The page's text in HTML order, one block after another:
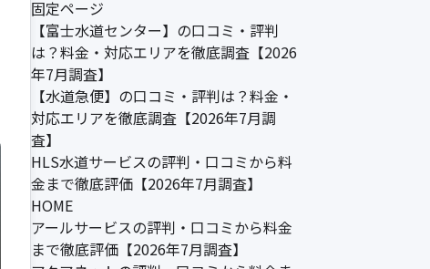
索:
固定ページ
【富士水道センター】の口コミ・評判
は？料金・対応エリアを徹底調査【2026
年7月調査】
【水道急便】の口コミ・評判は？料金・
対応エリアを徹底調査【2026年7月調
査】
HLS水道サービスの評判・口コミから料
金まで徹底評価【2026年7月調査】
HOME
アールサービスの評判・口コミから料金
まで徹底評価【2026年7月調査】